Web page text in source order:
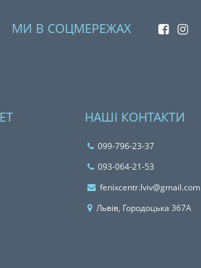
МИ В СОЦМЕРЕЖАХ
НАШІ КОНТАКТИ
099-796-23-37
093-064-21-53
fenixcentr.lviv@gmail.com
Львiв, Городоцька 367А